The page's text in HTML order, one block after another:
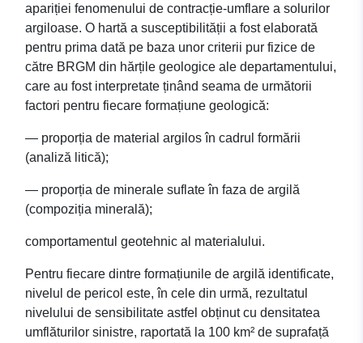
apariției fenomenului de contracție-umflare a solurilor
argiloase. O hartă a susceptibilității a fost elaborată
pentru prima dată pe baza unor criterii pur fizice de
către BRGM din hărțile geologice ale departamentului,
care au fost interpretate ținând seama de următorii
factori pentru fiecare formațiune geologică:
— proporția de material argilos în cadrul formării
(analiză litică);
— proporția de minerale suflate în faza de argilă
(compoziția minerală);
comportamentul geotehnic al materialului.
Pentru fiecare dintre formațiunile de argilă identificate,
nivelul de pericol este, în cele din urmă, rezultatul
nivelului de sensibilitate astfel obținut cu densitatea
umflăturilor sinistre, raportată la 100 km² de suprafață